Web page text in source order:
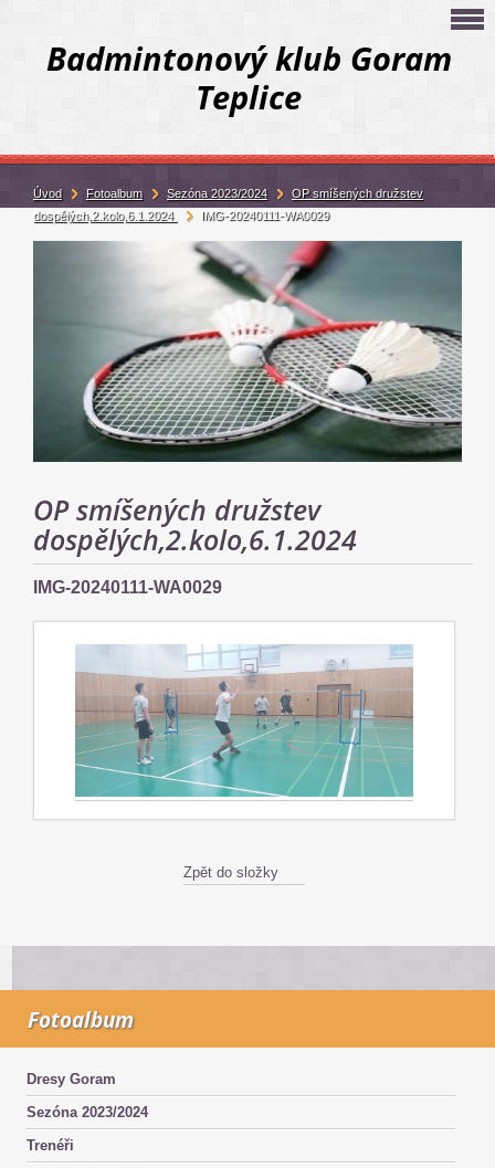
Badmintonový klub Goram
Teplice
OP smíšených družstev
dospělých,2.kolo,6.1.2024
IMG-20240111-WA0029
Zpět do složky
Fotoalbum
Dresy Goram
Sezóna 2023/2024
Trenéři
Úvod Fotoalbum Sezóna 2023/2024
OP smíšených družstev
dospělých,2.kolo,6.1.2024
IMG-20240111-WA0029